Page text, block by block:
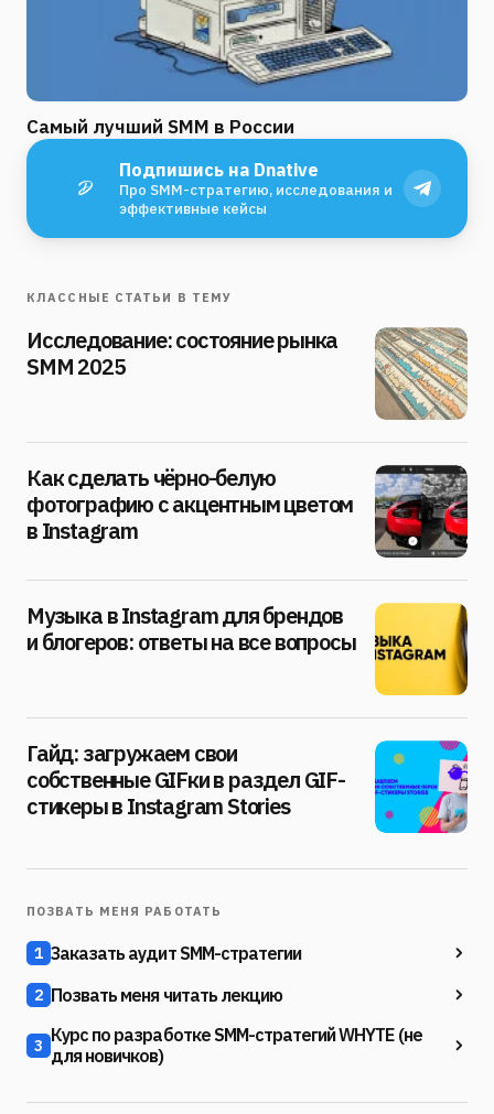
Самый лучший SMM в России
Подпишись на Dnative
Про SMM-стратегию, исследования и
эффективные кейсы
КЛАССНЫЕ СТАТЬИ В ТЕМУ
Исследование: состояние рынка
SMM 2025
Как сделать чёрно-белую
фотографию с акцентным цветом
в Instagram
Музыка в Instagram для брендов
и блогеров: ответы на все вопросы
Гайд: загружаем свои
собственные GIFки в раздел GIF-
стикеры в Instagram Stories
ПОЗВАТЬ МЕНЯ РАБОТАТЬ
1 Заказать аудит SMM-стратегии
2 Позвать меня читать лекцию
3 Курс по разработке SMM-стратегий WHYTE (не
для новичков)